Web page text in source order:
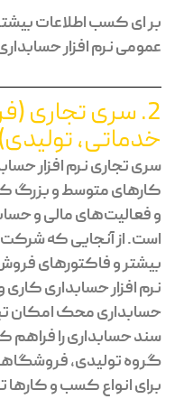
بر ای کسب اطلاعات
عمومی نرم افزار
2. سری تجاری
خدماتی، تولیدی)
سری تجاری نرم افزار
کارهای متوسط و بزرگ که
و فعالیت‌های مالی و
است. از آنجایی که
بیشتر و فاکتورهای
نرم افزار حسابداری
حسابداری محک امکان
سند حسابداری را فراهم
گروه تولیدی،
برای انواع کسب و